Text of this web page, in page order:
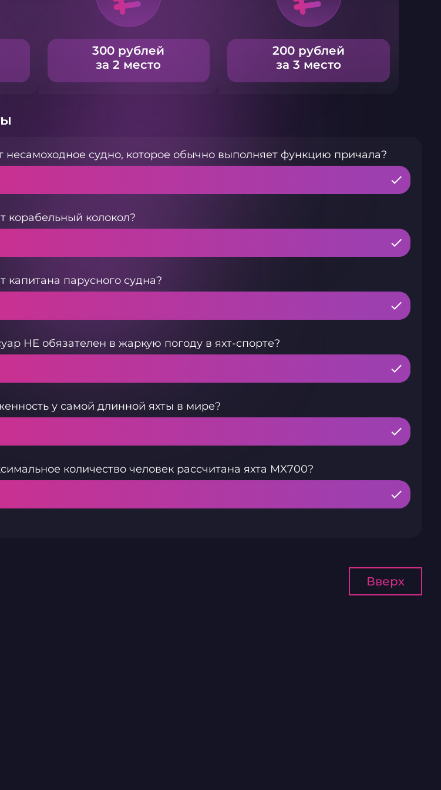
300 рублей
за 2 место
200 рублей
за 3 место
несамоходное судно, которое обычно выполняет функцию причала?
корабельный колокол?
капитана парусного судна?
НЕ обязателен в жаркую погоду в яхт-спорте?
у самой длинной яхты в мире?
количество человек рассчитана яхта MX700?
Вверх